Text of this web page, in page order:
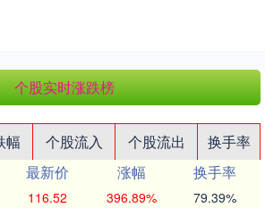
个股实时涨跌榜
幅 个股流入 个股流出
换手率
最新价 涨幅
换手率
116.52 396.89% 79.39%